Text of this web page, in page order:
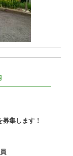
集します！